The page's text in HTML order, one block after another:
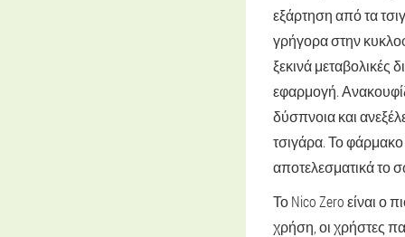
εξάρτηση από τα
γρήγορα στην
ξεκινά μεταβολικές
εφαρμογή.
δύσπνοια και
τσιγάρα. Το φάρμακο
αποτελεσματικά το
Το Nico Zero είναι ο
χρήση, οι χρήστες